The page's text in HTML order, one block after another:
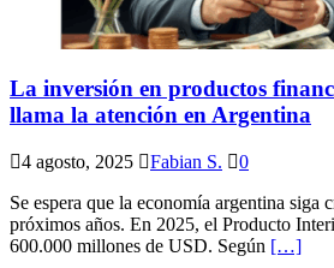
La inversión en productos
llama la atención en Argentina
4 agosto, 2025 Fabian S.
0
Se espera que la economía argentina siga
próximos años. En 2025, el Producto
600.000 millones de USD. Según […]